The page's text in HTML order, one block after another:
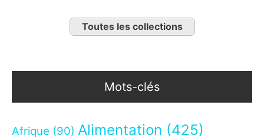
Toutes les collections
Mots-clés
Afrique (90) Alimentation (425)